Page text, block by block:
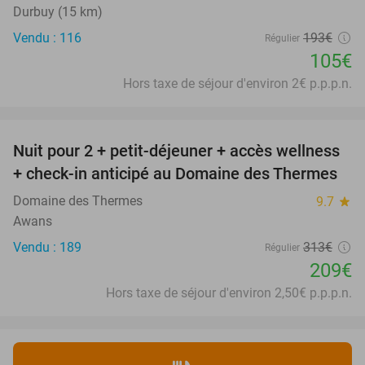
Durbuy (15 km)
Vendu : 116
Régulier 193€
105€
Hors taxe de séjour d'environ 2€ p.p.p.n.
33%
Nuit pour 2 + petit-déjeuner + accès wellness
+ check-in anticipé au Domaine des Thermes
Domaine des Thermes 9.7 star
Awans
Vendu : 189
Régulier 313€
209€
Hors taxe de séjour d'environ 2,50€ p.p.p.n.